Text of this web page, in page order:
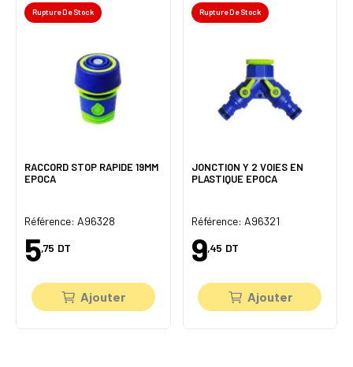
Rupture De Stock
RACCORD STOP RAPIDE 19MM
EPOCA
Référence: A96328
5,75 DT
Ajouter
Rupture De Stock
JONCTION Y 2 VOIES EN
PLASTIQUE EPOCA
Référence: A96321
9,45 DT
Ajouter